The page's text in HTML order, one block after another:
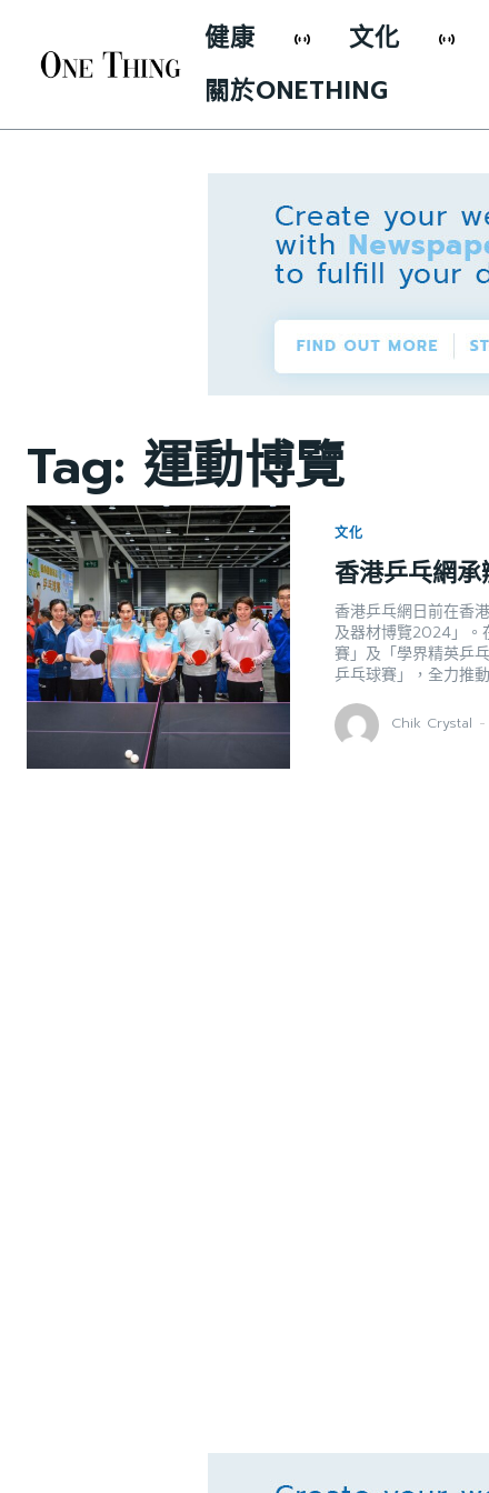
健康 文化
關於ONETHING
Tag: 運動博覽
文化
香港乒乓網
香港乒乓網日前在香
及器材博覽2024」。
賽」及「學界精英乒
乒乓球賽」，全力推
Chik Crystal -